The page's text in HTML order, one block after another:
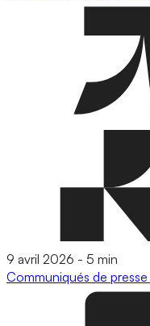
9 avril 2026 - 5 min
Communiqués de presse